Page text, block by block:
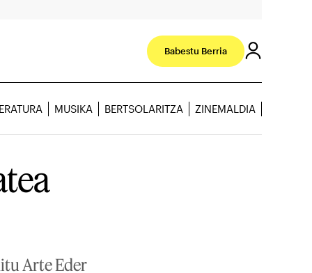
Babestu Berria
MUSIKA BERTSOLARITZA ZINEMALDIA
Arte Eder